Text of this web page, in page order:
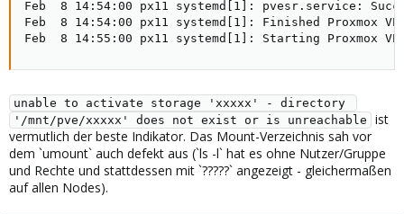
Feb  8 14:54:00 px11 systemd[1]: pvesr.service:
Feb  8 14:54:00 px11 systemd[1]: Finished Proxmox
Feb  8 14:55:00 px11 systemd[1]: Starting Proxmox
unable to activate storage 'xxxxx' - directory
'/mnt/pve/xxxxx' does not exist or is unreachable
ist
vermutlich der beste Indikator. Das Mount-Verzeichnis sah vor
dem `umount` auch defekt aus (`ls -l` hat es ohne Nutzer/Gruppe
und Rechte und stattdessen mit `?????` angezeigt - gleichermaßen
auf allen Nodes).